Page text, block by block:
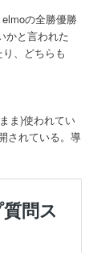
の全勝優勝
かと言われた
、どちらも
ま)使われてい
されている。導